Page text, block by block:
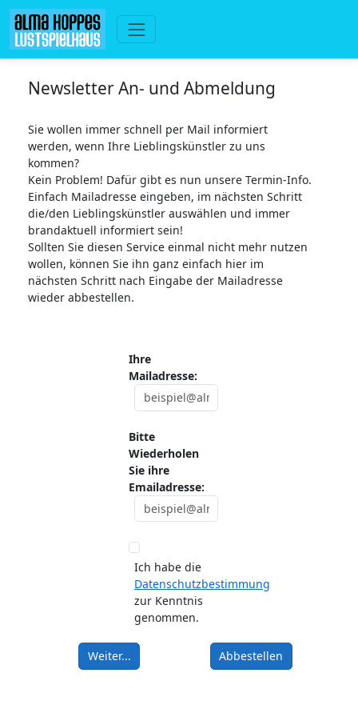
Newsletter An- und Abmeldung
Sie wollen immer schnell per Mail informiert
werden, wenn Ihre Lieblingskünstler zu uns
kommen?
Kein Problem! Dafür gibt es nun unsere Termin-Info.
Einfach Mailadresse eingeben, im nächsten Schritt
die/den Lieblingskünstler auswählen und immer
brandaktuell informiert sein!
Sollten Sie diesen Service einmal nicht mehr nutzen
wollen, können Sie ihn ganz einfach hier im
nächsten Schritt nach Eingabe der Mailadresse
wieder abbestellen.
Ihre
Mailadresse:
Bitte
Wiederholen
Sie ihre
Emailadresse:
Ich habe die
Datenschutzbestimmung
zur Kenntnis
genommen.
Weiter... Abbestellen